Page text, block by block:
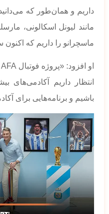
داریم و همان‌طور که
مانند لیونل اسکالونی،
ماسچرانو را داریم که
انتظار داریم آکادمی‌های
باشیم و برنامه‌هایی برای